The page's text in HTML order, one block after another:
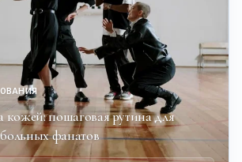
кожей: пошаговая рутина для
фанатов